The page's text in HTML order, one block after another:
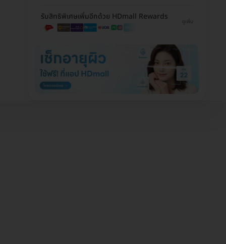
รับสิทธิพิเศษเพิ่มอีกด้วย HDmall Rewards
ดูเพิ่ม